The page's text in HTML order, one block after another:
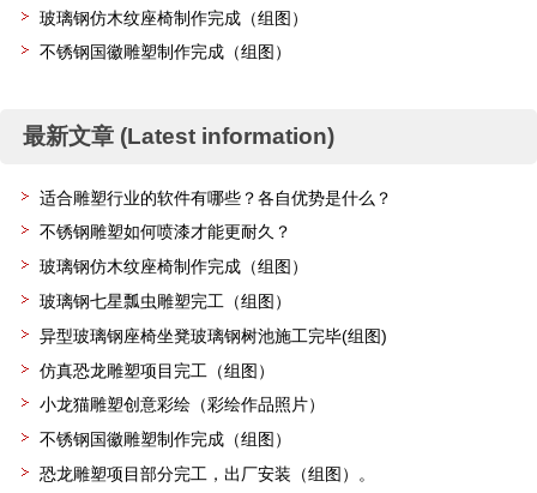
玻璃钢仿木纹座椅制作完成（组图）
不锈钢国徽雕塑制作完成（组图）
最新文章 (Latest information)
适合雕塑行业的软件有哪些？各自优势是什么？
不锈钢雕塑如何喷漆才能更耐久？
玻璃钢仿木纹座椅制作完成（组图）
玻璃钢七星瓢虫雕塑完工（组图）
异型玻璃钢座椅坐凳玻璃钢树池施工完毕(组图)
仿真恐龙雕塑项目完工（组图）
小龙猫雕塑创意彩绘（彩绘作品照片）
不锈钢国徽雕塑制作完成（组图）
恐龙雕塑项目部分完工，出厂安装（组图）。